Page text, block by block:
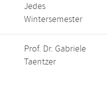
Jedes
Wintersemester
Prof. Dr. Gabriele
Taentzer